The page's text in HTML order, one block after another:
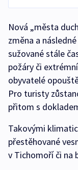
Nová „města
změna a
sužované stále
požáry či
obyvatelé
Pro turisty
přitom s
Takovými
přestěhované
v Tichomoří či na